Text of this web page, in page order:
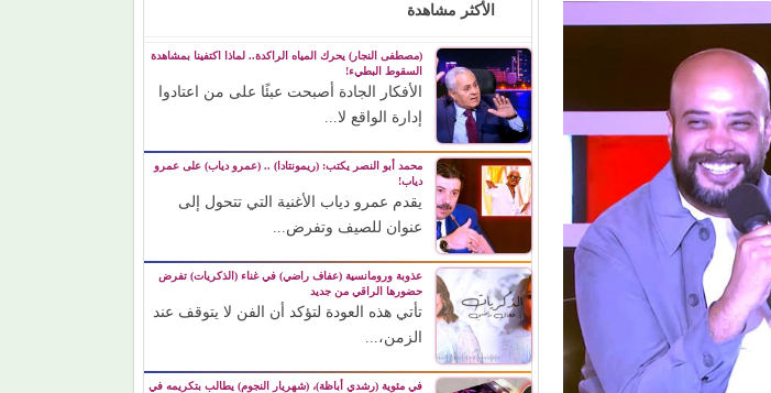
الأكثر مشاهدة
(مصطفى النجار) يحرك المياه الراكدة.. لماذا اكتفينا بمشاهدة
السقوط البطيء!
الأفكار الجادة أصبحت عبئًا على من اعتادوا
إدارة الواقع لا...
محمد أبو النصر يكتب: (ريمونتادا) .. (عمرو دياب) على عمرو
دياب!
يقدم عمرو دياب الأغنية التي تتحول إلى
عنوان للصيف وتفرض...
عذوبة ورومانسية (عفاف راضي) في غناء (الذكريات) تفرض
حضورها الراقي من جديد
تأتي هذه العودة لتؤكد أن الفن لا يتوقف عند
الزمن،...
في مئوية (رشدي أباظة)، (شهريار النجوم) يطالب بتكريمه في